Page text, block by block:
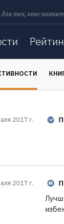
для тех, кто
2017 г.
2017 г.